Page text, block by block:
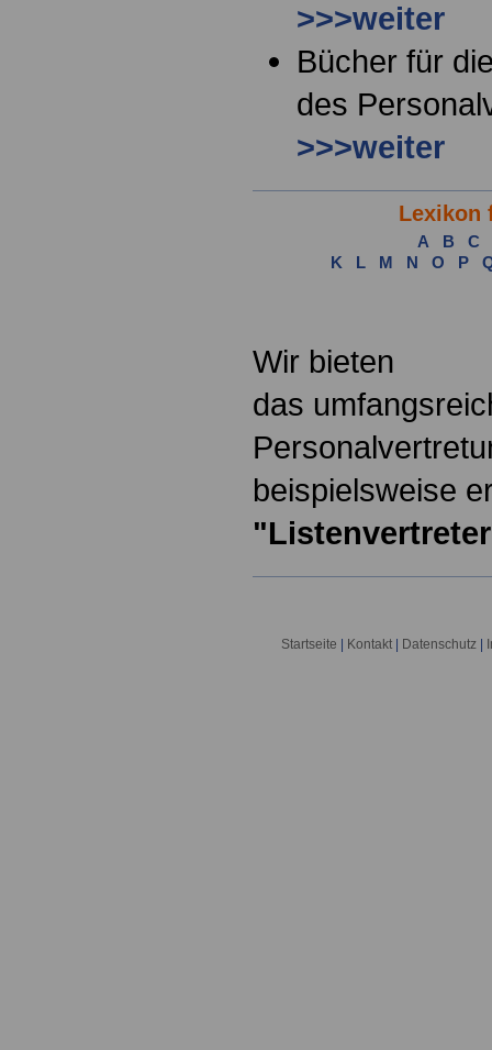
>>>weiter
Bücher für
des
>>>weiter
Lexikon
A B
C
K
L M N O P
Wir bieten
das
beispielsweise
Startseite Kontakt Datenschutz